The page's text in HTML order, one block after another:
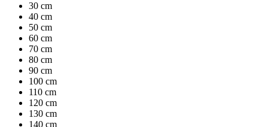
30 cm
40 cm
50 cm
60 cm
70 cm
80 cm
90 cm
100 cm
110 cm
120 cm
130 cm
140 cm